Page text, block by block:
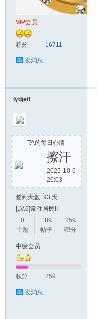
VIP会员
积分 16711
发消息
lydjeff
TA的每日心情
擦汗
2025-10-6
20:03
签到天数: 93 天
[LV.6]常住居民II
0
主题
189
帖子
259
积分
中级会员
积分 259
发消息